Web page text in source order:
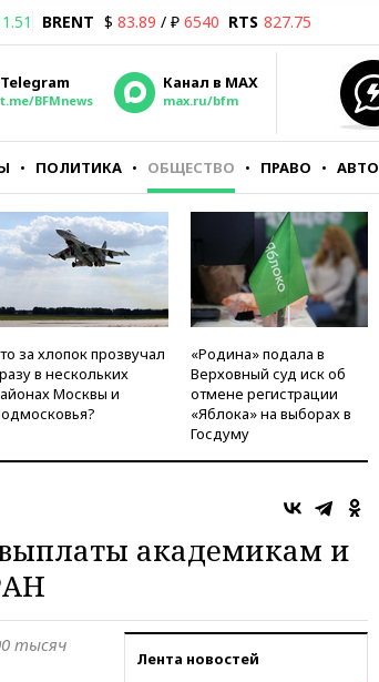
BRENT $ 83.89 / ₽ 6540 RTS 827.75
Telegram
t.me/BFMnews
Канал в MAX
max.ru/bfm
ПОЛИТИКА ОБЩЕСТВО ПРАВО АВТО
за хлопок прозвучал
в нескольких
Москвы и
«Родина» подала в
Верховный суд иск об
отмене регистрации
«Яблока» на выборах в
Госдуму
академикам и
Лента новостей
тысяч